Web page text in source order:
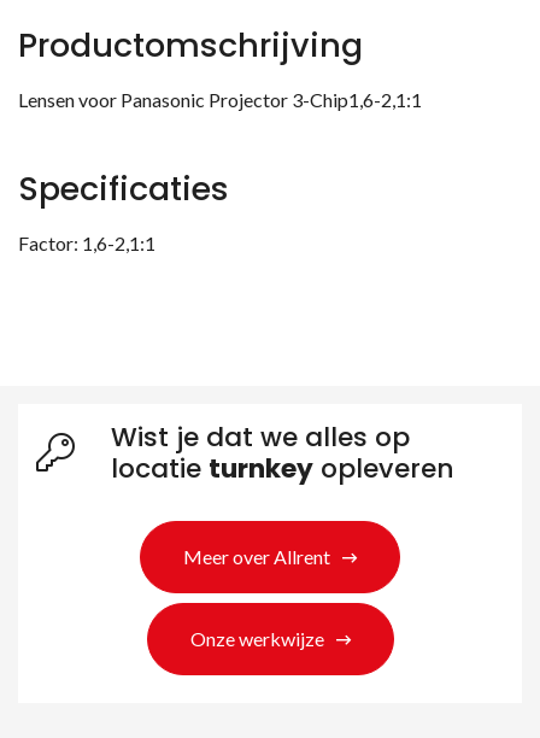
Productomschrijving
Lensen voor Panasonic Projector 3-Chip1,6-2,1:1
Specificaties
Factor: 1,6-2,1:1
Wist je dat we alles op
locatie turnkey opleveren
Meer over Allrent
Onze werkwijze